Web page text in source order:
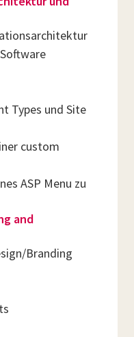
Types und Site
custom
ASP Menu zu
and
Branding